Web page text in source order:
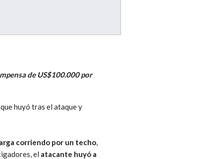
de US$100.000 por
huyó tras el ataque y
corriendo por un techo,
el atacante huyó a